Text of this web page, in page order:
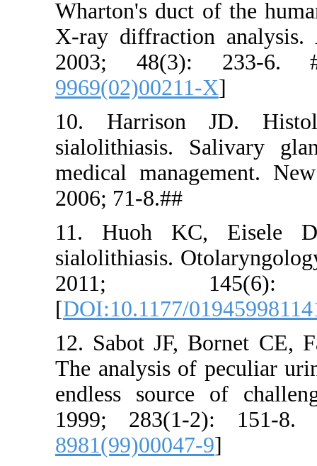
Wharton's
X-ray
2003;
10.
medical
11.
[
12. Sabot
The
endless
1999;